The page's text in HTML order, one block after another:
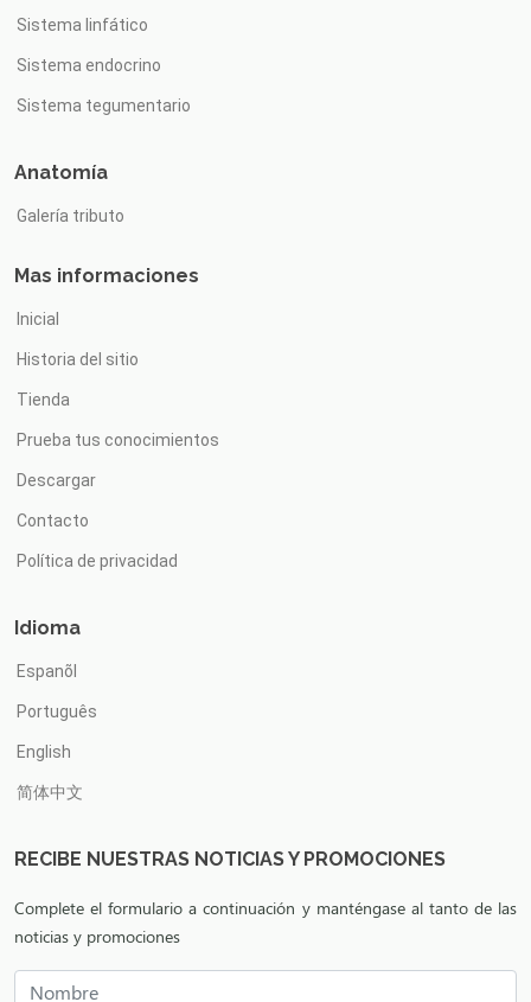
Sistema linfático
Sistema endocrino
Sistema tegumentario
Anatomía
Galería tributo
Mas informaciones
Inicial
Historia del sitio
Tienda
Prueba tus conocimientos
Descargar
Contacto
Política de privacidad
Idioma
Espanõl
Português
English
简体中文
RECIBE NUESTRAS NOTICIAS Y PROMOCIONES
Complete el formulario a continuación y manténgase al tanto de las
noticias y promociones